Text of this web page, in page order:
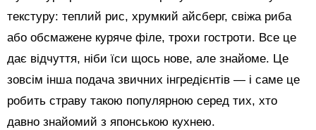
текстуру: теплий рис, хрумкий айсберг, свіжа риба
або обсмажене куряче філе, трохи гостроти. Все це
дає відчуття, ніби їси щось нове, але знайоме. Це
зовсім інша подача звичних інгредієнтів — і саме це
робить страву такою популярною серед тих, хто
давно знайомий з японською кухнею.